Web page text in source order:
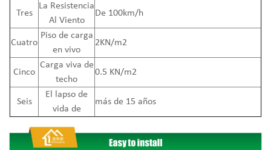
Tres
La Resistencia
Al Viento
De 100km/h
Cuatro
Piso de carga
en vivo
2KN/m2
Cinco
Carga viva de
techo
0.5 KN/m2
Seis
El lapso de
vida de
más de 15 años